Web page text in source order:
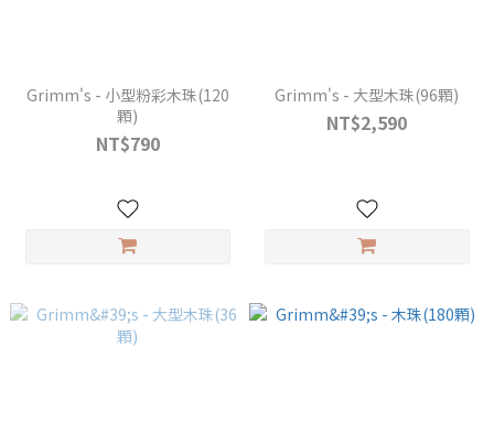
Grimm's - 小型粉彩木珠(120
顆)
NT$790
Grimm's - 大型木珠(96顆)
NT$2,590